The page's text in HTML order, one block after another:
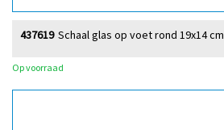
Schaal glas op voet rond 19x14 cm
437619
Op voorraad